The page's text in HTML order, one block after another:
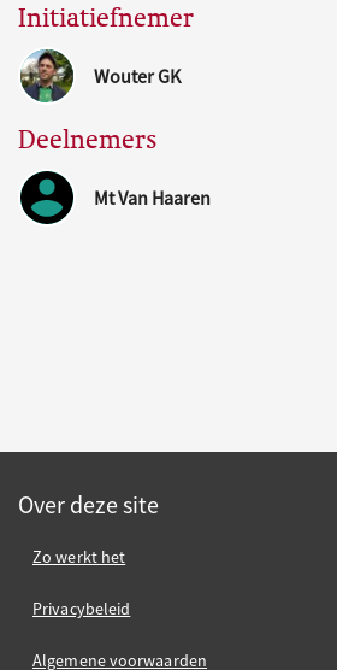
Initiatiefnemer
Wouter GK
Deelnemers
Mt Van Haaren
Over deze site
Zo werkt het
Privacybeleid
Algemene voorwaarden